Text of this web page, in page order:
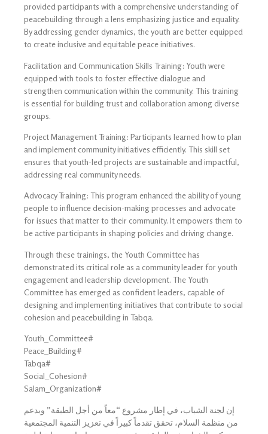
provided participants with a comprehensive understanding of
peacebuilding through a lens emphasizing justice and equality.
By addressing gender dynamics, the youth are better equipped
to create inclusive and equitable peace initiatives.
Facilitation and Communication Skills Training: Youth were
equipped with tools to foster effective dialogue and
strengthen communication within the community. This training
is essential for building trust and collaboration among diverse
groups.
Project Management Training: Participants learned how to plan
and implement community initiatives efficiently. This skill set
ensures that youth-led projects are sustainable and impactful,
addressing real community needs.
Advocacy Training: This program enhanced the ability of young
people to influence decision-making processes and advocate
for issues that matter to their community. It empowers them to
be active participants in shaping policies and driving change.
Through these trainings, the Youth Committee has
demonstrated its critical role as a community leader for youth
engagement and leadership development. The Youth
Committee has emerged as confident leaders, capable of
designing and implementing initiatives that contribute to social
cohesion and peacebuilding in Tabqa.
Youth_Committee#
Peace_Building#
Tabqa#
Social_Cohesion#
Salam_Organization#
إن لجنة الشباب، في إطار مشروع “معاً من أجل الطبقة” وبدعم
من منظمة السلام، تحقق تقدماً كبيراً في تعزيز التنمية المجتمعية